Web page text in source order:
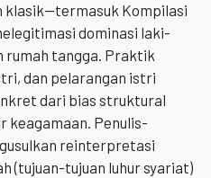
klasik—termasuk Kompilasi
dominasi laki-
rumah tangga. Praktik
dan pelarangan istri
dari bias struktural
keagamaan. Penulis-
reinterpretasi
(tujuan-tujuan luhur syariat)